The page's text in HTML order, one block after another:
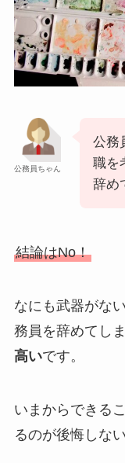
公務員ちゃん
公務
職を
辞め
結論はNo！
なにも武器がな
務員を辞めてしま
高いです。
いまからできる
るのが後悔しな